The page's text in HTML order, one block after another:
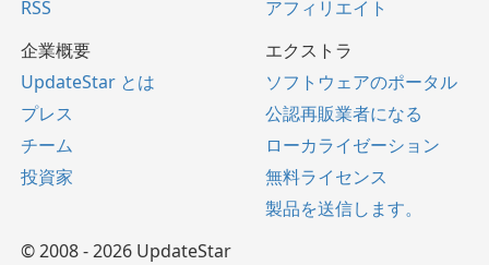
RSS
アフィリエイト
企業概要
UpdateStar とは
プレス
チーム
投資家
エクストラ
ソフトウェアのポータル
公認再販業者になる
ローカライゼーション
無料ライセンス
製品を送信します。
© 2008 - 2026 UpdateStar